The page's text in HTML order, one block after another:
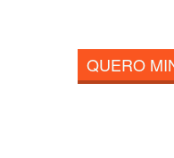
QUERO